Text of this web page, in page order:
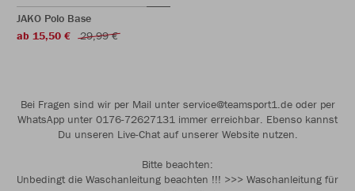
JAKO Polo Base
ab 15,50 €
29,99 €
Bei Fragen sind wir per Mail unter service@teamsport1.de oder per
WhatsApp unter 0176-72627131 immer erreichbar. Ebenso kannst
Du unseren Live-Chat auf unserer Website nutzen.
Bitte beachten:
Unbedingt die Waschanleitung beachten !!! >>> Waschanleitung für